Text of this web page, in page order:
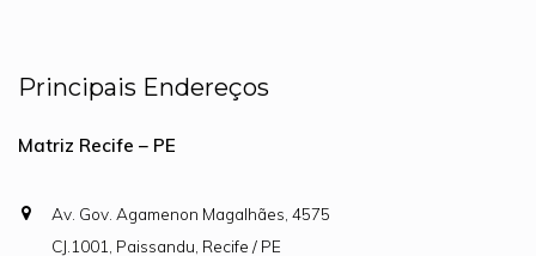
Principais Endereços
Matriz Recife – PE
Av. Gov. Agamenon Magalhães, 4575
CJ.1001, Paissandu, Recife / PE